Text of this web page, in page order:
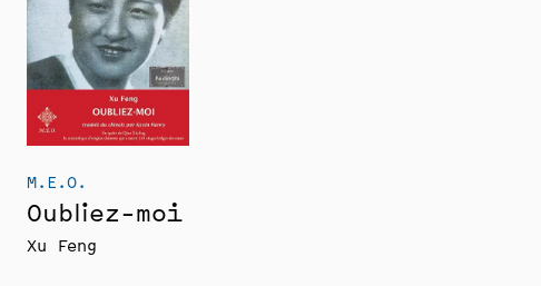
M.E.O.
Oubliez-moi
Xu Feng